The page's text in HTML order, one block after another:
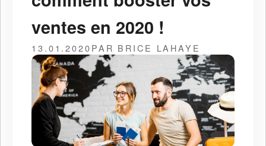
ventes en 2020 !
13.01.2020PAR BRICE LAHAYE